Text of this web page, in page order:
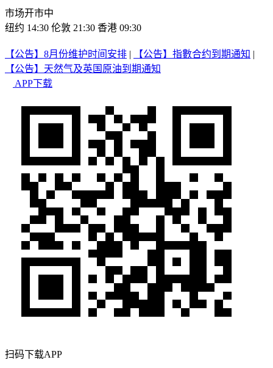
市场开市中
纽约 14:30 伦敦 21:30 香港 09:30
【公告】8月份维护时间安排 | 【公告】指數合约到期通知 |
【公告】天然气及英国原油到期通知
APP下载
扫码下载APP